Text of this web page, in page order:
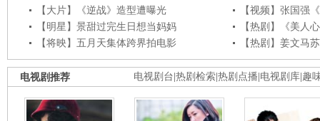
【大片】《逆战》造型遭曝光
【视频】张国强
【明星】景甜过完生日想当妈妈
【热剧】《美人
【将映】五月天集体跨界拍电影
【热剧】姜文马
电视剧台 热剧检索 热剧点播 电视剧库 趣
电视剧推荐